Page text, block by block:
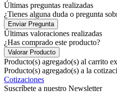
Últimas preguntas realizadas
¿Tienes alguna duda o pregunta
Enviar Pregunta
Últimas valoraciones realizadas
¿Has comprado este producto?
Valorar Producto
Producto(s) agregado(s) al carrito
Producto(s) agregado(s) a la
Cotizaciones
Suscríbete a nuestro Newsletter